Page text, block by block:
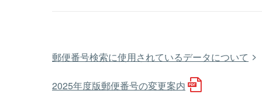
郵便番号検索に使用されているデータについて
2025年度版郵便番号の変更案内